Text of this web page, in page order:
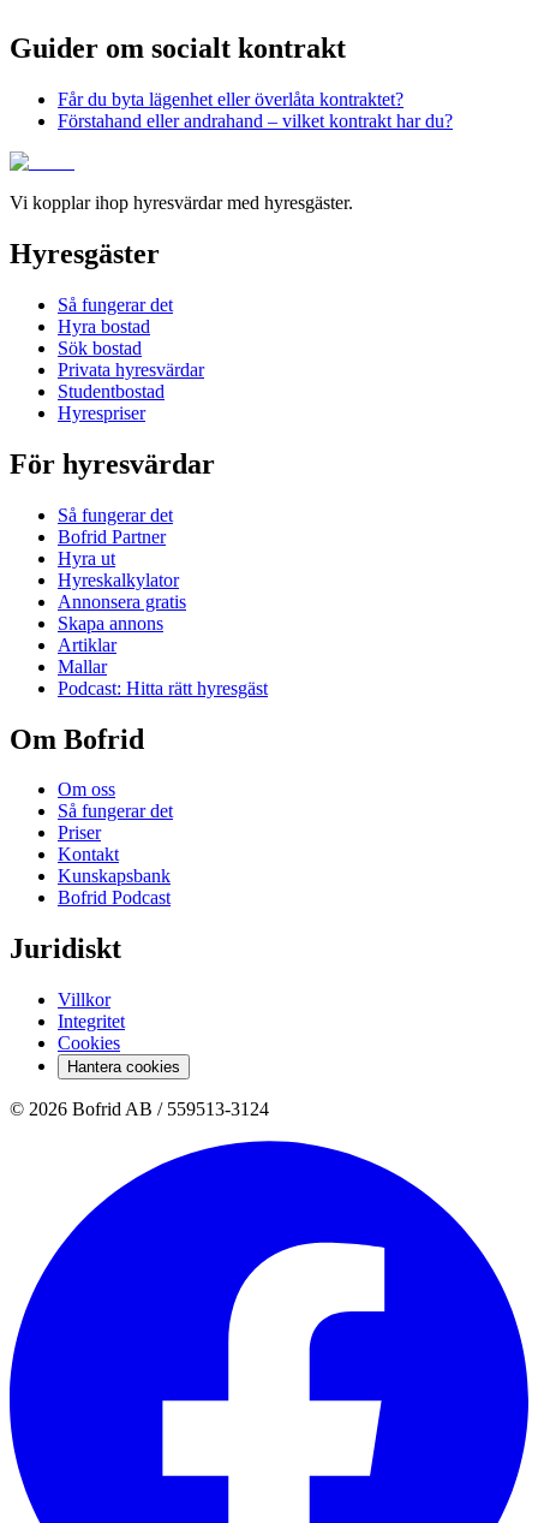
Guider om socialt kontrakt
Får du byta lägenhet eller överlåta kontraktet?
Förstahand eller andrahand – vilket kontrakt har du?
Vi kopplar ihop hyresvärdar med hyresgäster.
Hyresgäster
Så fungerar det
Hyra bostad
Sök bostad
Privata hyresvärdar
Studentbostad
Hyrespriser
För hyresvärdar
Så fungerar det
Bofrid Partner
Hyra ut
Hyreskalkylator
Annonsera gratis
Skapa annons
Artiklar
Mallar
Podcast: Hitta rätt hyresgäst
Om Bofrid
Om oss
Så fungerar det
Priser
Kontakt
Kunskapsbank
Bofrid Podcast
Juridiskt
Villkor
Integritet
Cookies
Hantera cookies
© 2026 Bofrid AB / 559513-3124